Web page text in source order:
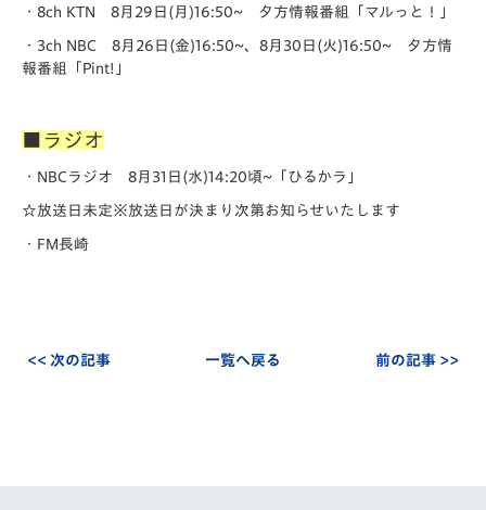
・8ch KTN 8月29日(月)16:50~ 夕方情報番組「マルっと！」
・3ch NBC 8月26日(金)16:50~、8月30日(火)16:50~ 夕方情
報番組「Pint!」
■ラジオ
・NBCラジオ 8月31日(水)14:20頃~「ひるかラ」
☆放送日未定※放送日が決まり次第お知らせいたします
・FM長崎
<< 次の記事 一覧へ戻る 前の記事 >>